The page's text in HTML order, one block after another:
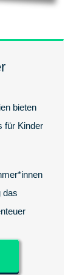
bieten
für Kinder
das